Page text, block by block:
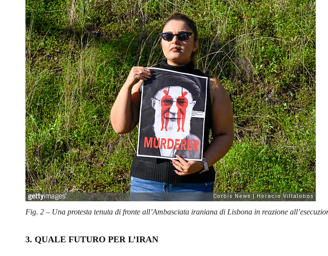
Fig. 2 – Una protesta tenuta di fronte all’Ambasciata iraniana di Lisbona in reazione
3. QUALE FUTURO PER L’IRAN